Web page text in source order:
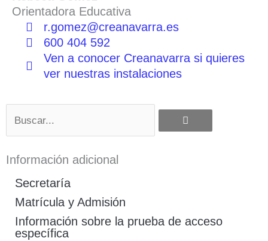
Orientadora Educativa
r.gomez@creanavarra.es
600 404 592
Ven a conocer Creanavarra si quieres
ver nuestras instalaciones
Información adicional
Secretaría
Matrícula y Admisión
Información sobre la prueba de acceso
específica